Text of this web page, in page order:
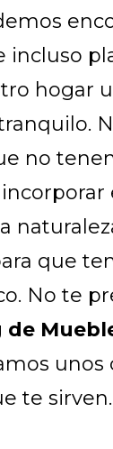
incluso
hogar
no
que
No te
de
unos
te sirven.